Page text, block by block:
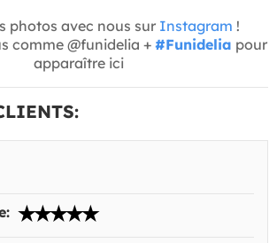
photos avec nous sur Instagram !
comme @funidelia + #Funidelia pour
apparaître ici